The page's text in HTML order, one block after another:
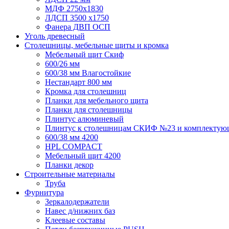
МДФ 2750х1830
ЛДСП 3500 х1750
Фанера ДВП ОСП
Уголь древесный
Столешницы, мебельные щиты и кромка
Мебельный щит Скиф
600/26 мм
600/38 мм Влагостойкие
Нестандарт 800 мм
Кромка для столешниц
Планки для мебельного щита
Планки для столешницы
Плинтус алюминевый
Плинтус к столешницам СКИФ №23 и
600/38 мм 4200
HPL COMPACT
Мебельный щит 4200
Планки декор
Строительные материалы
Труба
Фурнитура
Зеркалодержатели
Навес д/нижних баз
Клеевые составы